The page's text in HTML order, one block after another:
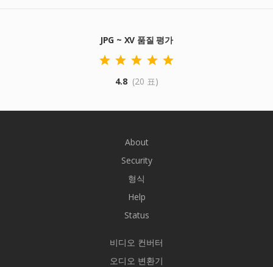
JPG ~ XV 품질 평가
4.8 (20 표)
About
Security
형식
Help
Status
비디오 컨버터
오디오 변환기